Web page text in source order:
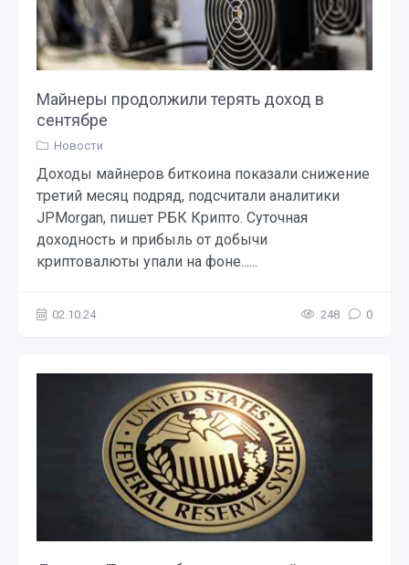
Майнеры продолжили терять доход в
сентябре
Новости
Доходы майнеров биткоина показали снижение
третий месяц подряд, подсчитали аналитики
JPMorgan, пишет РБК Крипто. Суточная
доходность и прибыль от добычи
криптовалюты упали на фоне......
02.10.24 248 0